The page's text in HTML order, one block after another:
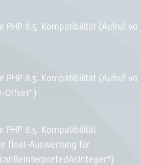
PHP 8.5. Kompatibilität (Aufruf
PHP 8.5. Kompatibilität (Aufruf
Offset")
PHP 8.5. Kompatibilität
float-Auswertung für